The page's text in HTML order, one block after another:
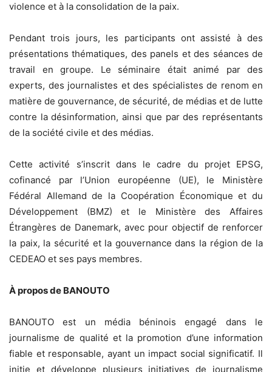
violence et à la consolidation de la paix.
Pendant trois jours, les participants ont assisté à des
présentations thématiques, des panels et des séances de
travail en groupe. Le séminaire était animé par des
experts, des journalistes et des spécialistes de renom en
matière de gouvernance, de sécurité, de médias et de lutte
contre la désinformation, ainsi que par des représentants
de la société civile et des médias.
Cette activité s’inscrit dans le cadre du projet EPSG,
cofinancé par l’Union européenne (UE), le Ministère
Fédéral Allemand de la Coopération Économique et du
Développement (BMZ) et le Ministère des Affaires
Étrangères de Danemark, avec pour objectif de renforcer
la paix, la sécurité et la gouvernance dans la région de la
CEDEAO et ses pays membres.
À propos de BANOUTO
BANOUTO est un média béninois engagé dans le
journalisme de qualité et la promotion d’une information
fiable et responsable, ayant un impact social significatif. Il
initie et développe plusieurs initiatives de journalisme